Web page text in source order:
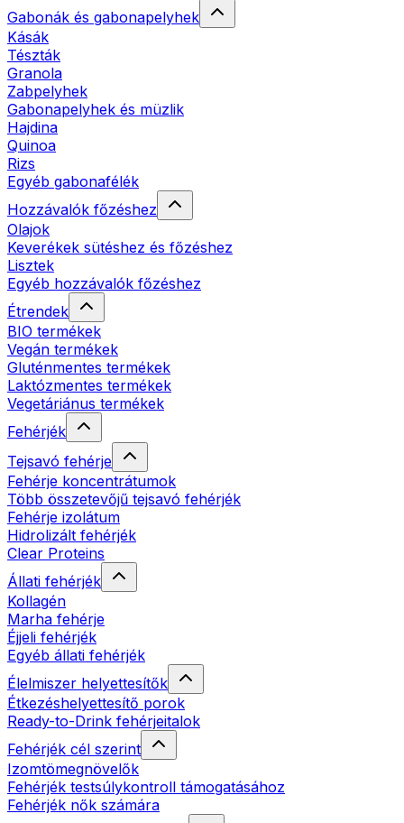
Gabonák és gabonapelyhek
Kásák
Tészták
Granola
Zabpelyhek
Gabonapelyhek és müzlik
Hajdina
Quinoa
Rizs
Egyéb gabonafélék
Hozzávalók főzéshez
Olajok
Keverékek sütéshez és főzéshez
Lisztek
Egyéb hozzávalók főzéshez
Étrendek
BIO termékek
Vegán termékek
Gluténmentes termékek
Laktózmentes termékek
Vegetáriánus termékek
Fehérjék
Tejsavó fehérje
Fehérje koncentrátumok
Több összetevőjű tejsavó fehérjék
Fehérje izolátum
Hidrolizált fehérjék
Clear Proteins
Állati fehérjék
Kollagén
Marha fehérje
Éjjeli fehérjék
Egyéb állati fehérjék
Élelmiszer helyettesítők
Étkezéshelyettesítő porok
Ready-to-Drink fehérjeitalok
Fehérjék cél szerint
Izomtömegnövelők
Fehérjék testsúlykontroll támogatásához
Fehérjék nők számára